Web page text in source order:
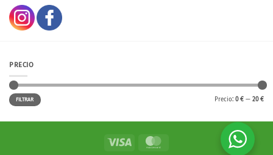
PRECIO
Precio
mínimo
Precio
máximo
FILTRAR Precio: 0 € — 20 €